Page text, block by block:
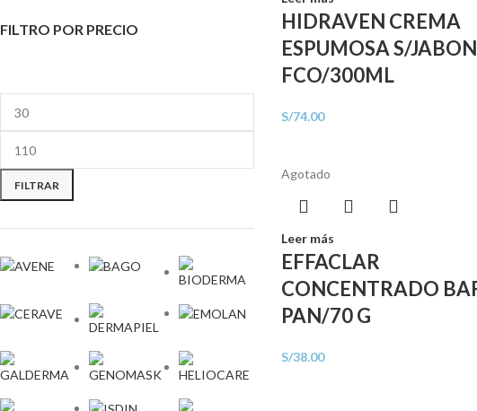
FILTRO POR PRECIO
FILTRAR
HIDRAVEN CREMA
ESPUMOSA S/JABON
FCO/300ML
S/74.00
Agotado
Leer más
EFFACLAR
CONCENTRADO
PAN/70 G
S/38.00